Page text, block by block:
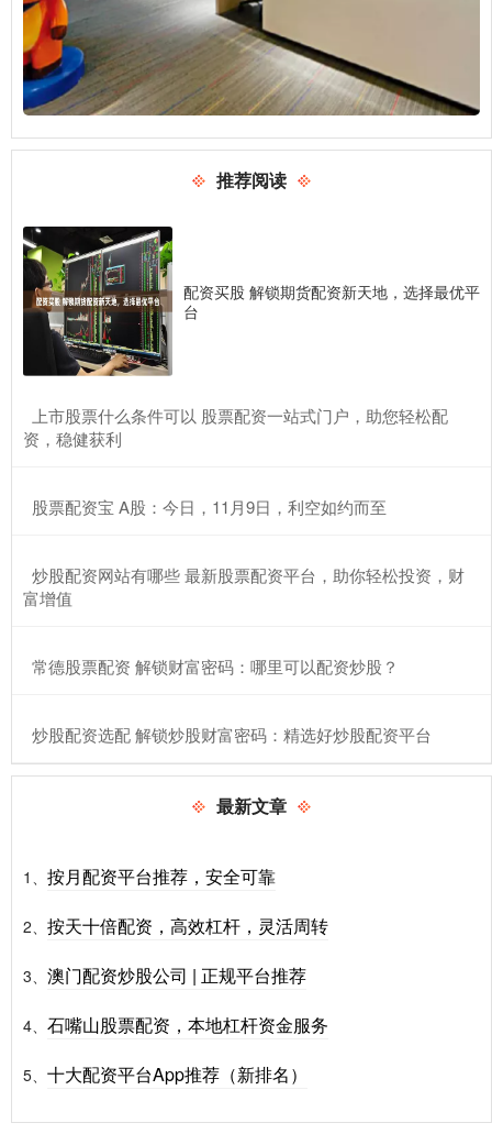
推荐阅读
配资买股 解锁期货配资新天地，选择最优平
台
​上市股票什么条件可以 股票配资一站式门户，助您轻松配
资，稳健获利
​股票配资宝 A股：今日，11月9日，利空如约而至
​炒股配资网站有哪些 最新股票配资平台，助你轻松投资，财
富增值
​常德股票配资 解锁财富密码：哪里可以配资炒股？
​炒股配资选配 解锁炒股财富密码：精选好炒股配资平台
最新文章
1、 按月配资平台推荐，安全可靠
2、 按天十倍配资，高效杠杆，灵活周转
3、 澳门配资炒股公司 | 正规平台推荐
4、 石嘴山股票配资，本地杠杆资金服务
5、 十大配资平台App推荐（新排名）